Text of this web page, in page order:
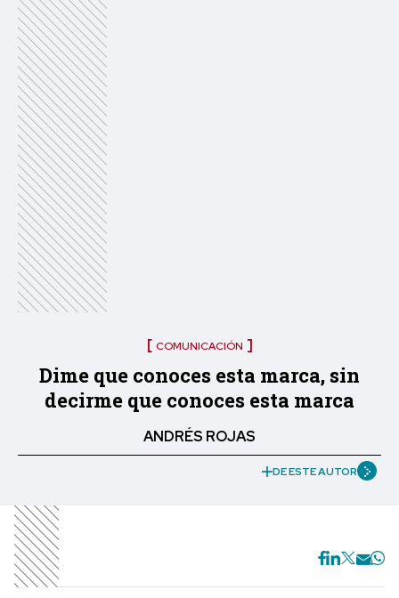
COMUNICACIÓN
Dime que conoces esta marca, sin
decirme que conoces esta marca
ANDRÉS ROJAS
DE ESTE AUTOR